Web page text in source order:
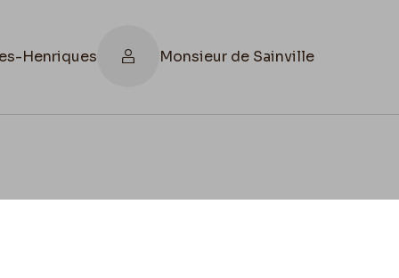
Henriques Monsieur de Sainville